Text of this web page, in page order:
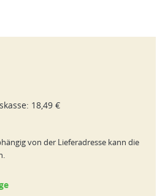
: 18,49 €
von der Lieferadresse kann die